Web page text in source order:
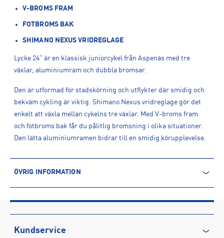
V-BROMS FRAM
FOTBROMS BAK
SHIMANO NEXUS VRIDREGLAGE
Lycke 24" är en klassisk juniorcykel från Aspenäs med tre
växlar, aluminiumram och dubbla bromsar.
Den är utformad för stadskörning och utflykter där smidig och
bekväm cykling är viktig. Shimano Nexus vridreglage gör det
enkelt att växla mellan cykelns tre växlar. Med V-broms fram
och fotbroms bak får du pålitlig bromsning i olika situationer.
Den lätta aluminiumramen bidrar till en smidig körupplevelse.
ÖVRIG INFORMATION
Produktnummer: 1623789
Leverantörens produktnummer: 1623789
Artikelnummer: 162378901-TURKOS
Kundservice